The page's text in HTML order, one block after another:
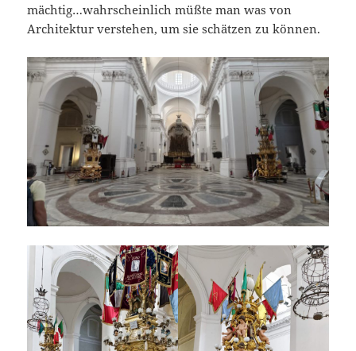
mächtig…wahrscheinlich müßte man was von
Architektur verstehen, um sie schätzen zu können.